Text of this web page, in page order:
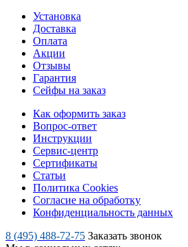
Установка
Доставка
Оплата
Акции
Отзывы
Гарантия
Сейфы на заказ
Как оформить заказ
Вопрос-ответ
Инструкции
Сервис-центр
Сертификаты
Статьи
Политика Cookies
Согласие на обработку
Конфиденциальность данных
8 (495) 488-72-75 Заказать звонок